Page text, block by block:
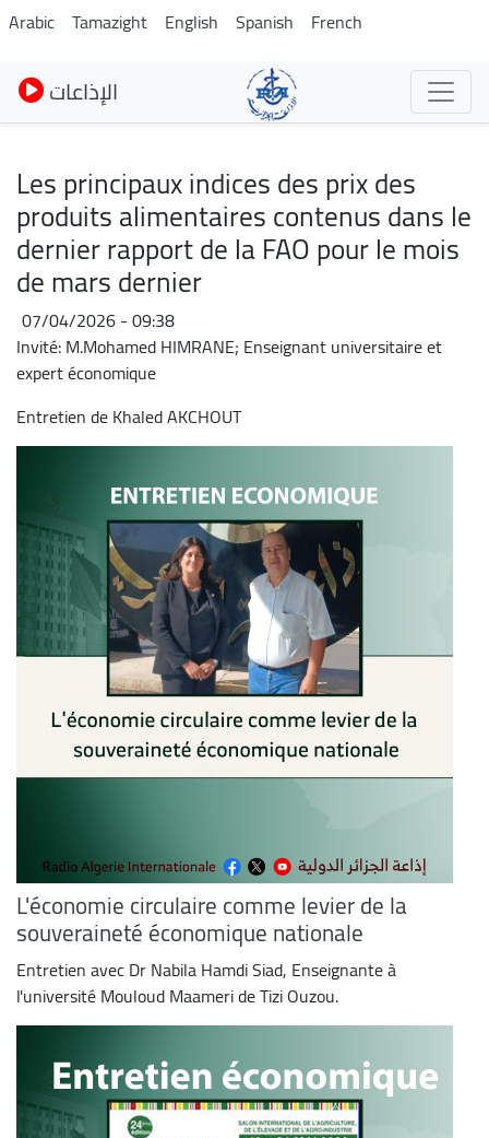
Pasar
al
contenido
principal
Arabic Tamazight English Spanish French
الإذاعات
Les principaux indices des prix des
produits alimentaires contenus dans le
dernier rapport de la FAO pour le mois
de mars dernier
07/04/2026 - 09:38
Invité: M.Mohamed HIMRANE; Enseignant universitaire et
expert économique
Entretien de Khaled AKCHOUT
L'économie circulaire comme levier de la
souveraineté économique nationale
Entretien avec Dr Nabila Hamdi Siad, Enseignante à
l'université Mouloud Maameri de Tizi Ouzou.